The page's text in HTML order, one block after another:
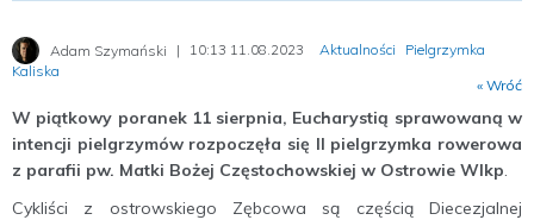
Adam Szymański 10:13 11.08.2023 Aktualności
Pielgrzymka
Kaliska
« Wróć
W piątkowy poranek 11 sierpnia, Eucharystią sprawowaną w
intencji pielgrzymów rozpoczęła się II pielgrzymka rowerowa
z parafii pw. Matki Bożej Częstochowskiej w Ostrowie Wlkp.
Cykliści z ostrowskiego Zębcowa są częścią Diecezjalnej